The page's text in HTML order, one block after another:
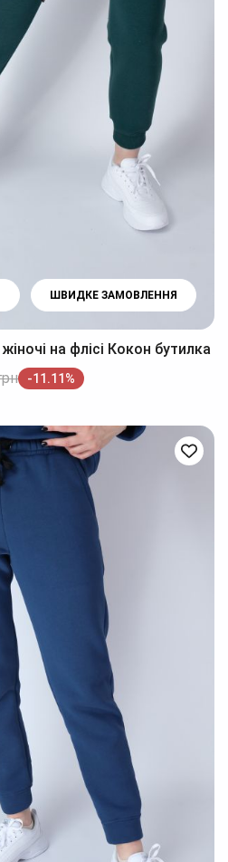
ШВИДКЕ ЗАМОВЛЕННЯ
на флісі Кокон бутилка
-11.11%